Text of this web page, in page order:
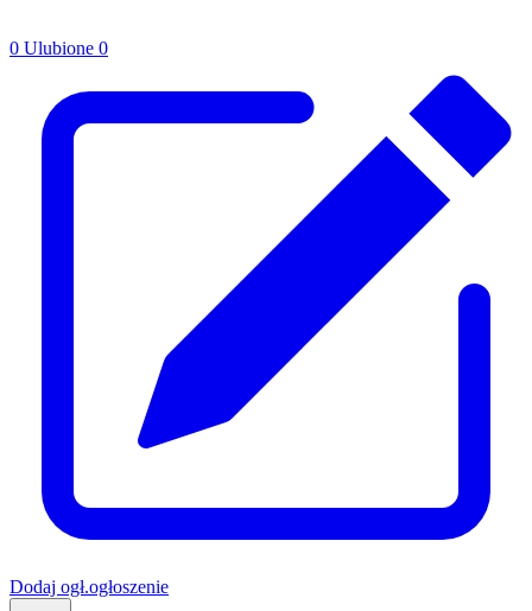
0 Ulubione 0
Dodaj ogł.ogłoszenie